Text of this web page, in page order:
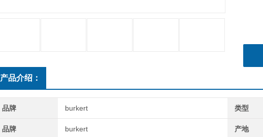
产品介绍：
品牌 burkert 类型
品牌 burkert 产地